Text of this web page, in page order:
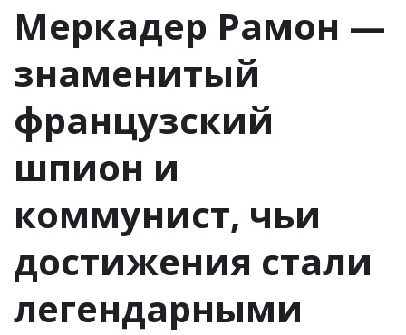
Меркадер Рамон —
знаменитый
французский
шпион и
коммунист, чьи
достижения стали
легендарными